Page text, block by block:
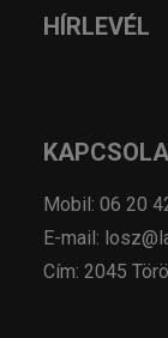
HÍRLEVÉL
Mobil: 06 20
E-mail:
Cím: 2045